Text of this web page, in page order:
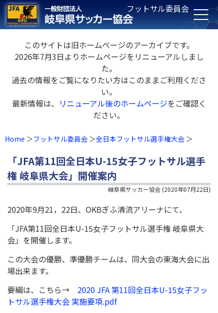
フットサル委員会
このサイトは旧ホームページのアーカイブです。
2026年7月3日よりホームページをリニューアルしまし
た。
過去の情報をご覧になりたい方はこのままご利用くださ
い。
最新情報は、 リニューアル後のホームページをご確認く
ださい。
Home フットサル委員会 全日本フットサル選手権大会
「JFA第11回全日本U-15女子フットサル選手
権 岐阜県大会」開催案内
岐阜県サッカー協会 (2020年07月22日)
2020年9月21，22日、OKBぎふ清流アリーナにて、
「JFA第11回全日本U-15女子フットサル選手権 岐阜県大
会」を開催します。
この大会の優勝、準優勝チームは、同大会の東海大会に出
場出来ます。
要綱は、こちら→ 2020 JFA 第11回全日本U-15女子フッ
トサル選手権大会 実施要項.pdf